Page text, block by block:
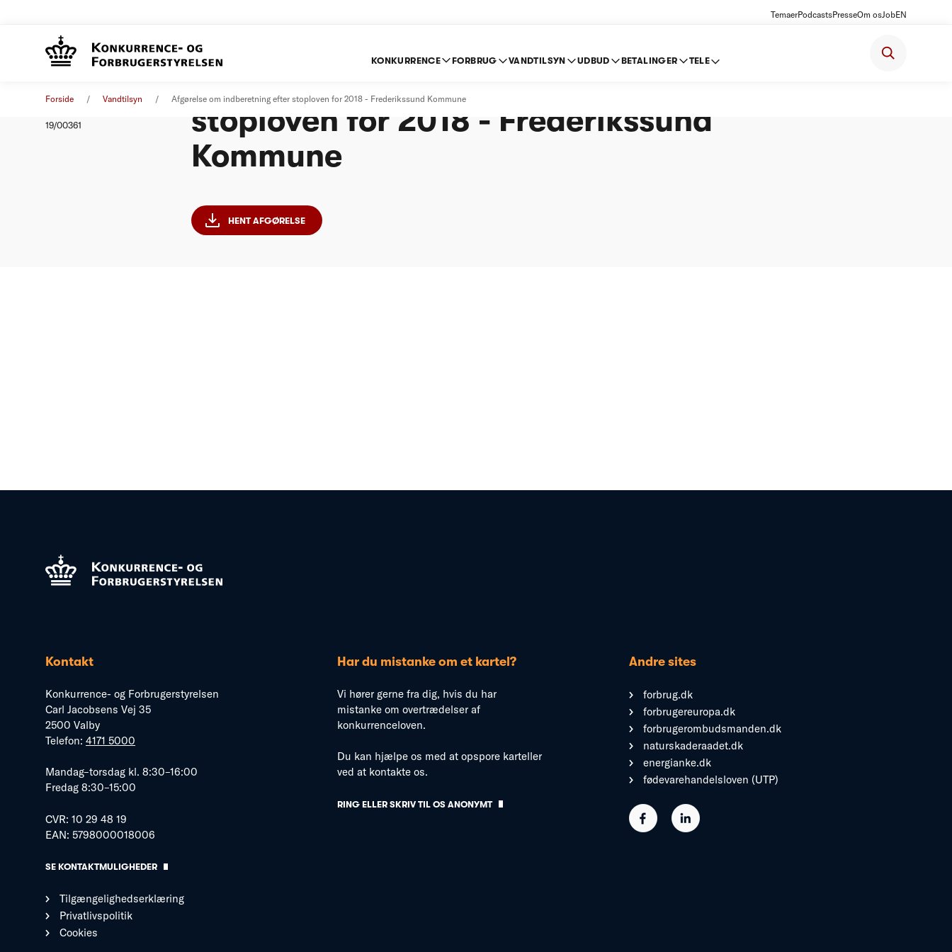
TemaerPodcastsPresseOm osJobEN
KONKURRENCE FORBRUG VANDTILSYN UDBUD BETALINGER TELE
Forside Vandtilsyn Afgørelse om indberetning efter stoploven for 2018 - Frederikssund Kommune
19/00361
stoploven for 2018 - Frederikssund
Kommune
HENT AFGØRELSE
Kontakt
Konkurrence- og Forbrugerstyrelsen
Carl Jacobsens Vej 35
2500 Valby
Telefon: 4171 5000
Mandag–torsdag kl. 8:30–16:00
Fredag 8:30–15:00
CVR: 10 29 48 19
EAN: 5798000018006
SE KONTAKTMULIGHEDER
Tilgængelighedserklæring
Privatlivspolitik
Cookies
Har du mistanke om et kartel?
Vi hører gerne fra dig, hvis du har
mistanke om overtrædelser af
konkurrenceloven.
Du kan hjælpe os med at opspore karteller
ved at kontakte os.
RING ELLER SKRIV TIL OS ANONYMT
Andre sites
forbrug.dk
forbrugereuropa.dk
forbrugerombudsmanden.dk
naturskaderaadet.dk
energianke.dk
fødevarehandelsloven (UTP)